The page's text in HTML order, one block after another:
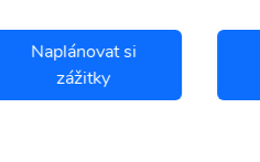
Naplánovat si
zážitky